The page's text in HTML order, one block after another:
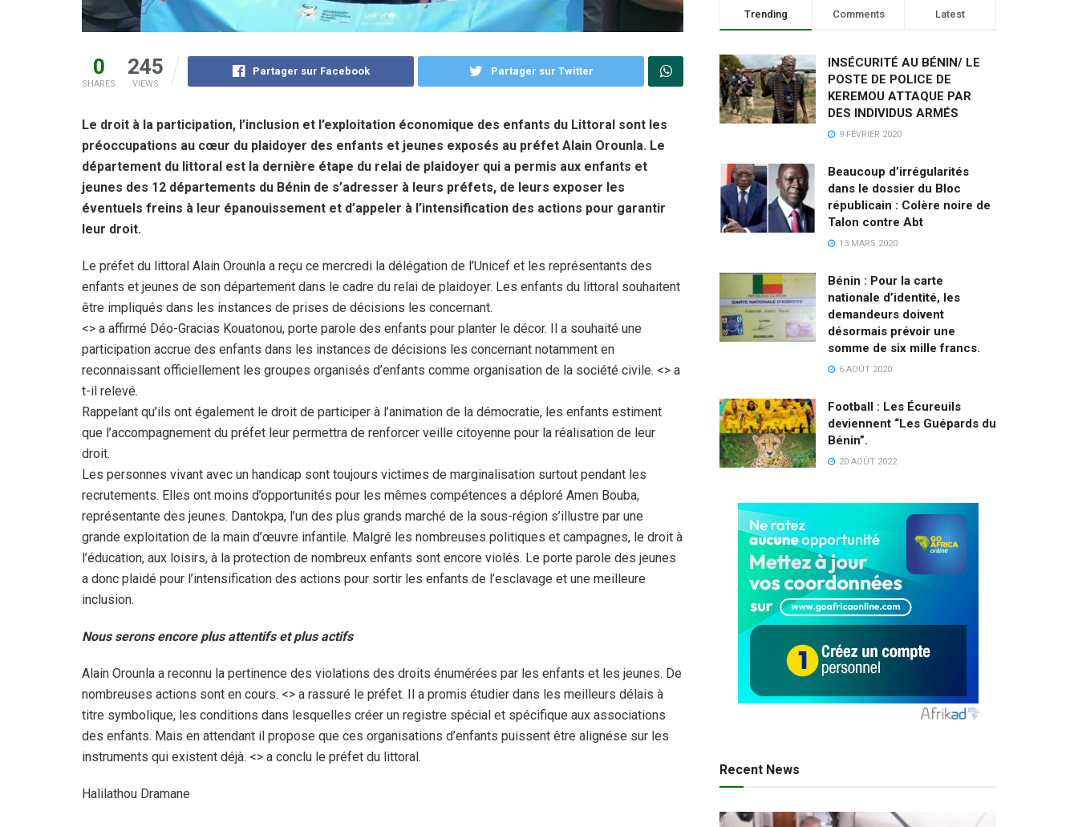
0
SHARES
245
VIEWS
Partager sur Facebook Partager sur Twitter
Le droit à la participation, l’inclusion et l’exploitation économique des enfants du Littoral sont les
préoccupations au cœur du plaidoyer des enfants et jeunes exposés au préfet Alain Orounla. Le
département du littoral est la dernière étape du relai de plaidoyer qui a permis aux enfants et
jeunes des 12 départements du Bénin de s’adresser à leurs préfets, de leurs exposer les
éventuels freins à leur épanouissement et d’appeler à l’intensification des actions pour garantir
leur droit.
Le préfet du littoral Alain Orounla a reçu ce mercredi la délégation de l’Unicef et les représentants des
enfants et jeunes de son département dans le cadre du relai de plaidoyer. Les enfants du littoral souhaitent
être impliqués dans les instances de prises de décisions les concernant.
<> a affirmé Déo-Gracias Kouatonou, porte parole des enfants pour planter le décor. Il a souhaité une
participation accrue des enfants dans les instances de décisions les concernant notamment en
reconnaissant officiellement les groupes organisés d’enfants comme organisation de la société civile. <> a
t-il relevé.
Rappelant qu’ils ont également le droit de participer à l’animation de la démocratie, les enfants estiment
que l’accompagnement du préfet leur permettra de renforcer veille citoyenne pour la réalisation de leur
droit.
Les personnes vivant avec un handicap sont toujours victimes de marginalisation surtout pendant les
recrutements. Elles ont moins d’opportunités pour les mêmes compétences a déploré Amen Bouba,
représentante des jeunes. Dantokpa, l’un des plus grands marché de la sous-région s’illustre par une
grande exploitation de la main d’œuvre infantile. Malgré les nombreuses politiques et campagnes, le droit à
l’éducation, aux loisirs, à la protection de nombreux enfants sont encore violés. Le porte parole des jeunes
a donc plaidé pour l’intensification des actions pour sortir les enfants de l’esclavage et une meilleure
inclusion.
Nous serons encore plus attentifs et plus actifs
Alain Orounla a reconnu la pertinence des violations des droits énumérées par les enfants et les jeunes. De
nombreuses actions sont en cours. <> a rassuré le préfet. Il a promis étudier dans les meilleurs délais à
titre symbolique, les conditions dans lesquelles créer un registre spécial et spécifique aux associations
des enfants. Mais en attendant il propose que ces organisations d’enfants puissent être alignése sur les
instruments qui existent déjà. <> a conclu le préfet du littoral.
Halilathou Dramane
Trending Comments Latest
INSÉCURITÉ AU BÉNIN/ LE
POSTE DE POLICE DE
KEREMOU ATTAQUE PAR
DES INDIVIDUS ARMÉS
9 FÉVRIER 2020
Beaucoup d’irrégularités
dans le dossier du Bloc
républicain : Colère noire de
Talon contre Abt
13 MARS 2020
Bénin : Pour la carte
nationale d’identité, les
demandeurs doivent
désormais prévoir une
somme de six mille francs.
6 AOÛT 2020
Football : Les Écureuils
deviennent “Les Guépards du
Bénin”.
20 AOÛT 2022
Recent News